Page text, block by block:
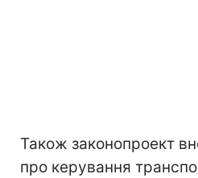
Також законопроект
про керування